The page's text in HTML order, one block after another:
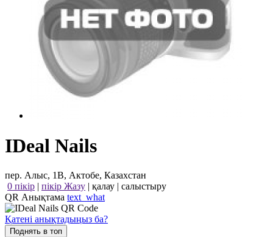
IDeal Nails
пер. Алыс, 1В, Актобе, Казахстан
0 пікір | пікір Жазу | қалау | салыстыру
QR Анықтама text_what
Қатені анықтадыңыз ба?
Поднять в топ